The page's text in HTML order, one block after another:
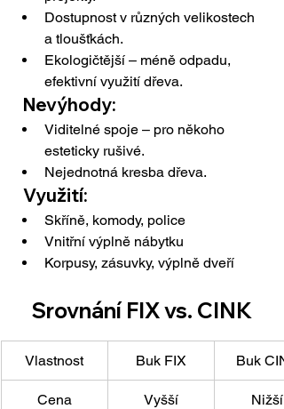
Dostupnost v různých velikostech
a tloušťkách.
Ekologičtější – méně odpadu,
efektivní využití dřeva.
  Nevýhody:
Viditelné spoje – pro někoho
esteticky rušivé.
Nejednotná kresba dřeva.
  Využití:
Skříně, komody, police
Vnitřní výplně nábytku
Korpusy, zásuvky, výplně dveří
Srovnání FIX vs. CINK
Vlastnost Buk FIX Buk
Cena Vyšší Nižší